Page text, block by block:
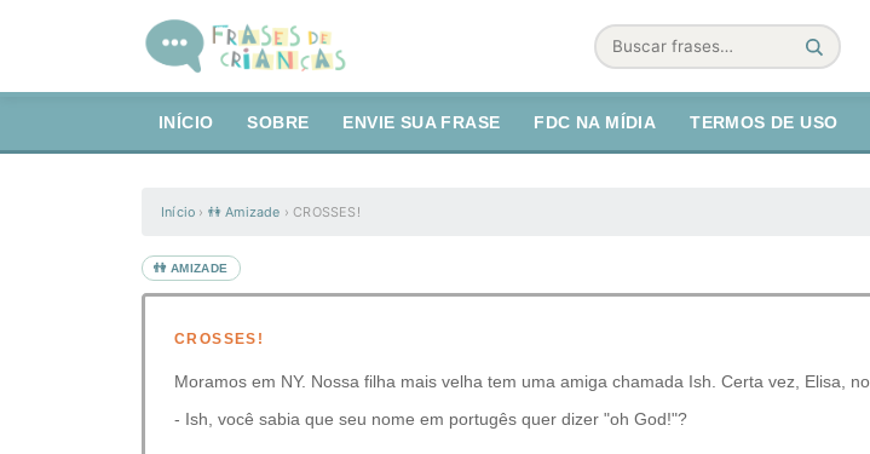
Buscar
INÍCIO SOBRE ENVIE SUA FRASE FDC NA MÍDIA TERMOS DE USO
Início › 👫 Amizade ›CROSSES!
👫 AMIZADE
CROSSES!
Moramos em NY. Nossa filha mais velha tem uma amiga chamada Ish. Certa vez, Elisa,
- Ish, você sabia que seu nome em portugês quer dizer "oh God!"?